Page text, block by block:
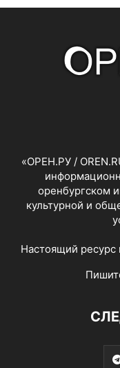
«ОРЕН.РУ /
оренбургском
культурной и
Настоящий